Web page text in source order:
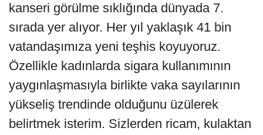
kanseri görülme sıklığında dünyada 7.
sırada yer alıyor. Her yıl yaklaşık 41 bin
vatandaşımıza yeni teşhis koyuyoruz.
Özellikle kadınlarda sigara kullanımının
yaygınlaşmasıyla birlikte vaka sayılarının
yükseliş trendinde olduğunu üzülerek
belirtmek isterim. Sizlerden ricam, kulaktan